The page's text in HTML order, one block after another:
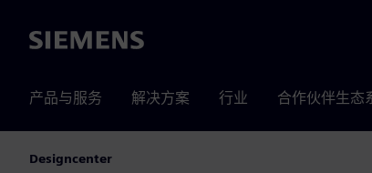
Siemens
产品与服务 解决方案 行业 合作伙伴生态
Designcenter